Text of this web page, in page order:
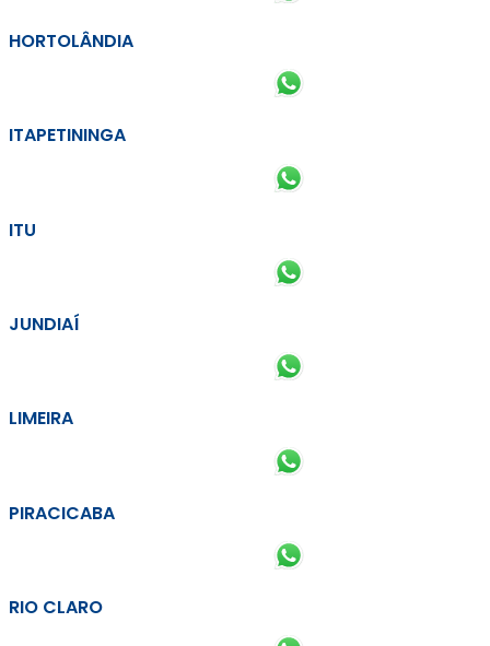
HORTOLÂNDIA
ITAPETININGA
ITU
JUNDIAÍ
LIMEIRA
PIRACICABA
RIO CLARO